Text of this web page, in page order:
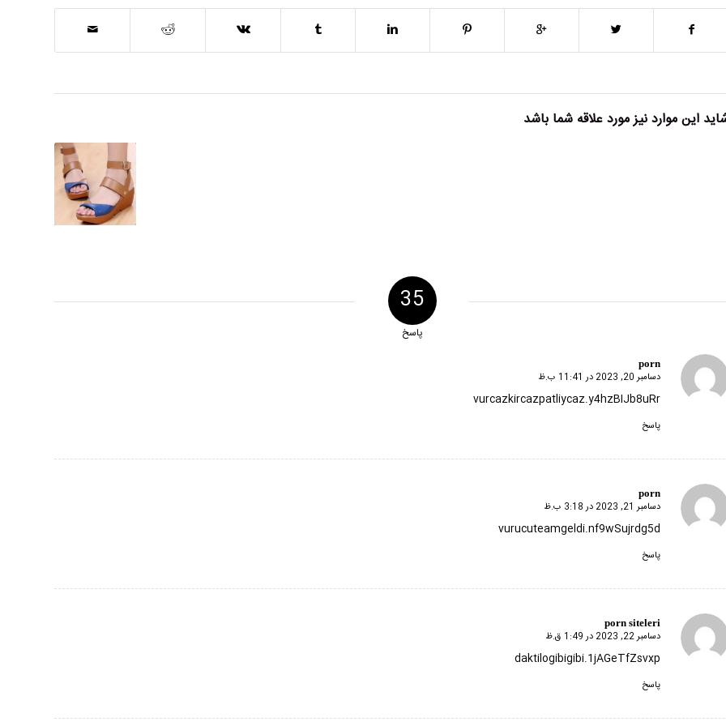
این موارد نیز مورد علاقه شما باشد
35
پاسخ
porn
گفته:
دسامبر 20, 2023 در 11:41 ب.ظ
vurcazkircazpatliycaz.y4hzBIJb8uRr
پاسخ
porn
گفته:
دسامبر 21, 2023 در 3:18 ب.ظ
vurucuteamgeldi.nf9wSujrdg5d
پاسخ
porn siteleri
گفته:
دسامبر 22, 2023 در 1:49 ق.ظ
daktilogibigibi.1jAGeTfZsvxp
پاسخ